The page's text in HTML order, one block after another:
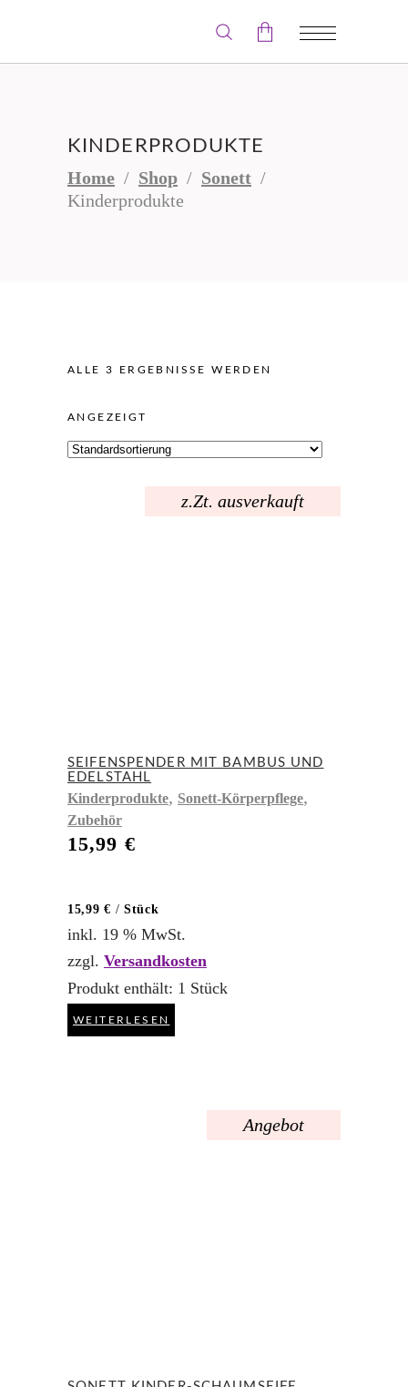
KINDERPRODUKTE
Home / Shop / Sonett /
Kinderprodukte
ALLE 3 ERGEBNISSE WERDEN
ANGEZEIGT
z.Zt. ausverkauft
SEIFENSPENDER MIT BAMBUS UND
EDELSTAHL
Kinderprodukte, Sonett-Körperpflege,
Zubehör
15,99 €
15,99€ /Stück
inkl. 19 % MwSt.
zzgl. Versandkosten
Produkt enthält: 1 Stück
WEITERLESEN
Angebot